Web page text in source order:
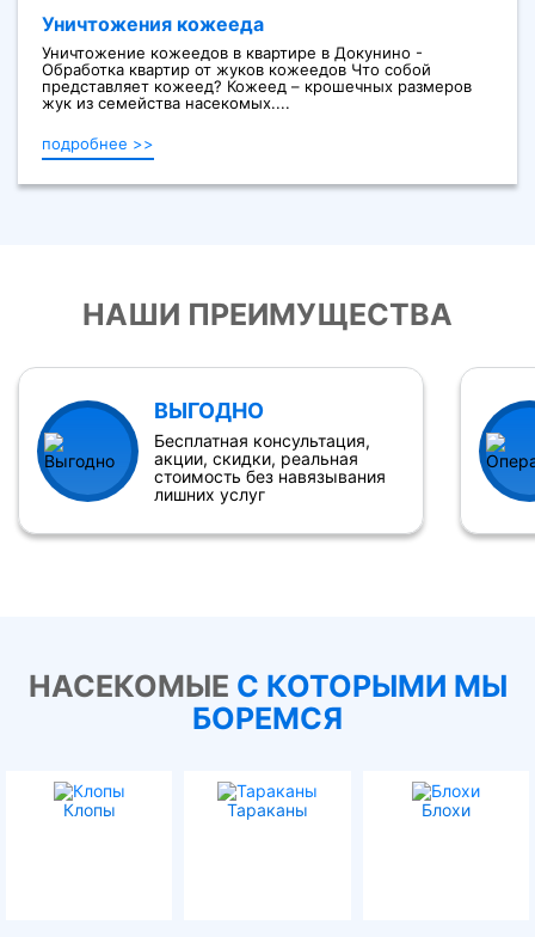
Уничтожения кожееда
Уничтожение кожеедов в квартире в Докунино -
Обработка квартир от жуков кожеедов Что собой
представляет кожеед? Кожеед – крошечных размеров
жук из семейства насекомых....
подробнее >>
НАШИ ПРЕИМУЩЕСТВА
ВЫГОДНО
Бесплатная консультация,
акции, скидки, реальная
стоимость без навязывания
лишних услуг
НАСЕКОМЫЕ С КОТОРЫМИ МЫ
БОРЕМСЯ
Клопы Тараканы Блохи